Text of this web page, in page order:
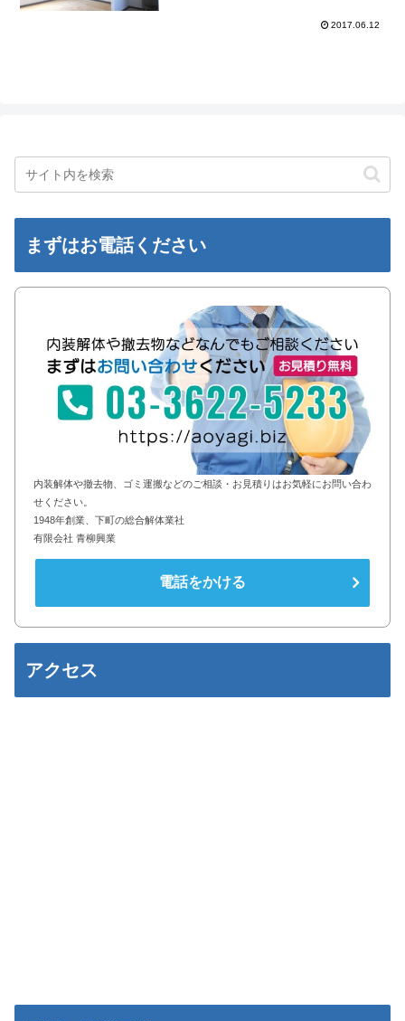
2017.06.12
まずはお電話ください
内装解体や撤去物、ゴミ運搬などのご相談・お見積りはお気軽にお問い合わ
せください。
1948年創業、下町の総合解体業社
有限会社 青柳興業
電話をかける
アクセス